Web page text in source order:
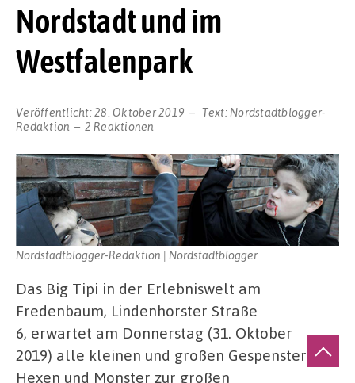
Nordstadt und im
Westfalenpark
Veröffentlicht:28. Oktober 2019 Text: Nordstadtblogger-
Redaktion
2 Reaktionen
Nordstadtblogger-Redaktion | Nordstadtblogger
Das Big Tipi in der Erlebniswelt am
Fredenbaum, Lindenhorster Straße
6, erwartet am Donnerstag (31. Oktober
2019) alle kleinen und großen Gespenster,
Hexen und Monster zur großen